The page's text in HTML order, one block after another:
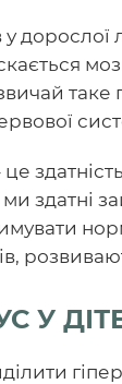
у
ми здатні
У